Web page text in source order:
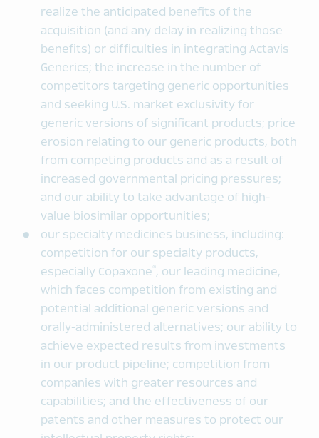
realize the anticipated benefits of the
acquisition (and any delay in realizing those
benefits) or difficulties in integrating Actavis
Generics; the increase in the number of
competitors targeting generic opportunities
and seeking U.S. market exclusivity for
generic versions of significant products; price
erosion relating to our generic products, both
from competing products and as a result of
increased governmental pricing pressures;
and our ability to take advantage of high-
value biosimilar opportunities;
our specialty medicines business, including:
competition for our specialty products,
especially Copaxone®, our leading medicine,
which faces competition from existing and
potential additional generic versions and
orally-administered alternatives; our ability to
achieve expected results from investments
in our product pipeline; competition from
companies with greater resources and
capabilities; and the effectiveness of our
patents and other measures to protect our